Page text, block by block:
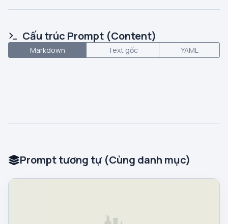
Cấu trúc Prompt (Content)
Markdown Text gốc YAML
Prompt tương tự (Cùng danh mục)